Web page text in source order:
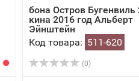
бона Остров Бугенвиль
кина 2016 год Альберт
Эйнштейн
Код товара: 511-620
(0)